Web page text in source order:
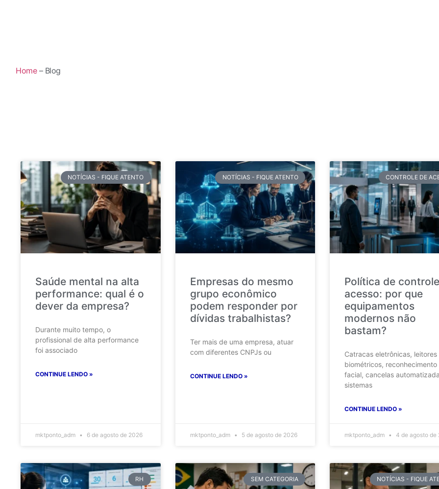
Home– Blog
NOTÍCIAS - FIQUE ATENTO
Saúde mental na alta
performance: qual é o
dever da empresa?
Durante muito tempo, o
profissional de alta performance
foi associado
CONTINUE LENDO »
mktponto_adm 6 de agosto de 2026
NOTÍCIAS - FIQUE ATENTO
Empresas do mesmo
grupo econômico
podem responder por
dívidas trabalhistas?
Ter mais de uma empresa, atuar
com diferentes CNPJs ou
CONTINUE LENDO »
mktponto_adm 5 de agosto de 2026
CONTROLE DE
Política de
acesso: por que
equipamentos
modernos não
bastam?
Catracas eletrônicas, leitores
biométricos, reconhecimento
facial, cancelas
sistemas
CONTINUE LENDO »
mktponto_adm 4 de agosto de
RH SEM CATEGORIA NOTÍCIAS - FIQUE